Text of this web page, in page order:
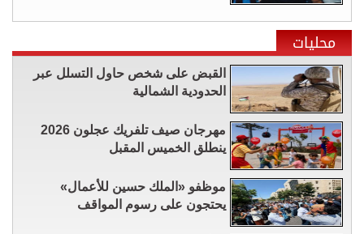
محليات
القبض على شخص حاول التسلل عبر
الحدودية الشمالية
مهرجان صيف تلفريك عجلون 2026
ينطلق الخميس المقبل
موظفو «الملك حسين للأعمال»
يحتجون على رسوم المواقف